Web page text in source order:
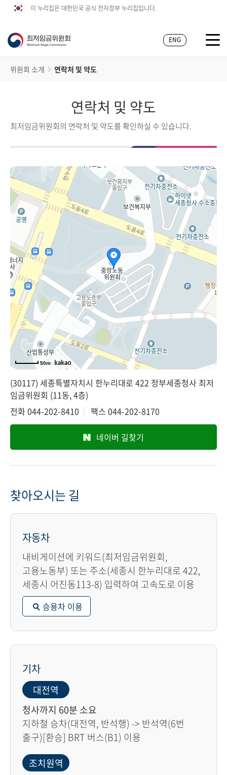
이 누리집은 대한민국 공식 전자정부 누리집입니다.
ENG
위원회 소개 연락처 및 약도
연락처 및 약도
최저임금위원회의 연락처 및 약도를 확인하실 수 있습니다.
50m
(30117) 세종특별자치시 한누리대로 422 정부세종청사 최저
임금위원회 (11동, 4층)
전화044-202-8410 팩스 044-202-8170
네이버 길찾기
찾아오시는 길
자동차
내비게이션에 키워드(최저임금위원회,
고용노동부) 또는 주소(세종시 한누리대로 422,
세종시 어진동113-8) 입력하여 고속도로 이용
승용차 이용
기차
대전역
청사까지 60분 소요
지하철 승차(대전역, 반석행) -> 반석역(6번
출구)[환승] BRT 버스(B1) 이용
조치원역